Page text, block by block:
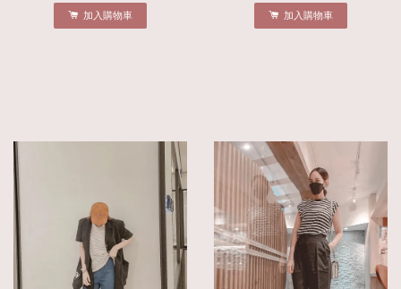
加入購物車 加入購物車